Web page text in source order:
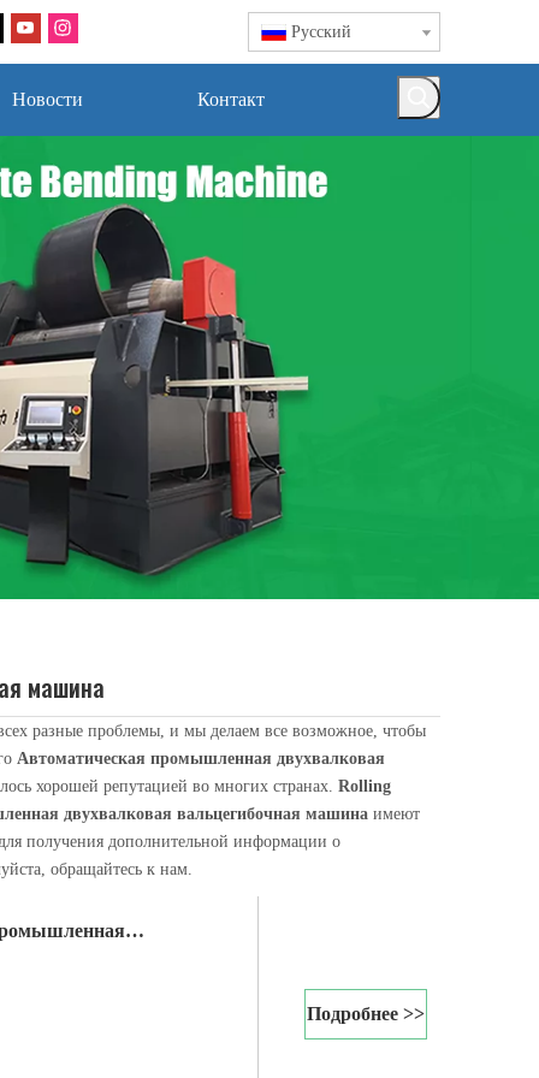
Pусский
Новости Контакт
или лист v. В современном цехе холодной прокатки
машина
разные проблемы, и мы делаем все возможное, чтобы
Автоматическая промышленная двухвалковая
хорошей репутацией во многих странах. Rolling
двухвалковая вальцегибочная машина имеют
получения дополнительной информации о
обращайтесь к нам.
Подробнее >>